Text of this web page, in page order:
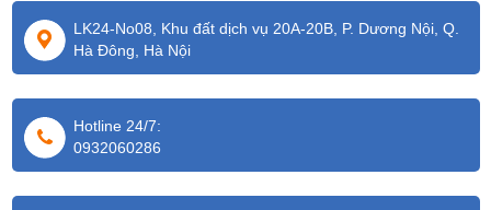
LK24-No08, Khu đất dịch vụ 20A-20B, P. Dương Nội, Q.
Hà Đông, Hà Nội
Hotline 24/7:
0932060286